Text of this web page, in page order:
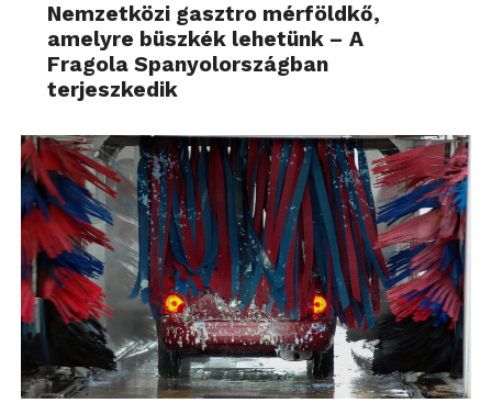
Nemzetközi gasztro mérföldkő,
amelyre büszkék lehetünk – A
Fragola Spanyolországban
terjeszkedik